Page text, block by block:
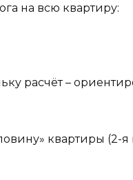
на всю квартиру:
расчёт –
квартиры